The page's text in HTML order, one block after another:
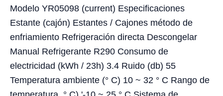
Modelo YR05098 (current) Especificaciones
Estante (cajón) Estantes / Cajones método de
enfriamiento Refrigeración directa Descongelar
Manual Refrigerante R290 Consumo de
electricidad (kWh / 23h) 3.4 Ruido (db) 55
Temperatura ambiente (° C) 10 ~ 32 ° C Rango de